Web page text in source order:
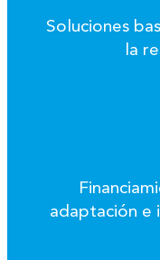
Soluciones
la
adaptación e